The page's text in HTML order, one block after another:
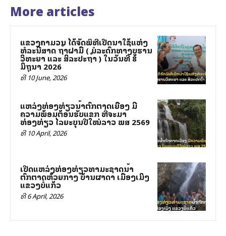
More articles
ແຂວງຄຳມວນ ໄດ້ຈັດພິທີເປີດນໍາໃຊ້ແຫ່ງ
ທໍລະນີສາດ ຖໍ້າຝາມື ( ມໍລະດົກທາງບູຮານ
ວິທະຍາ ແລະ ສິລະປະຖໍ້າ ) ໃນວັນທີ 8
ມິຖຸນາ 2026
ທີ 10 June, 2026
ແຫລ່ງທ່ອງທ່ຽວນໍ້າຕົກຕາດເຍືອງ ມີ
ຄວາມພ້ອມຕ້ອນຮັບແຂກ ທີ່ຈະມາ
ທ່ອງທ່ຽວ ໄລຍະບຸນປີໃໝ່ລາວ ພສ 2569
ທີ 10 April, 2026
ເປີດແຫລ່ງທ່ອງທ່ຽວທໍາມະຊາດນໍ້າ
ຕົກຕາດຫ້ວຍກາງ ບ້ານຜາດໍາ ເມືອງເມິງ
ແຂວງບໍ່ແກ້ວ
ທີ 6 April, 2026